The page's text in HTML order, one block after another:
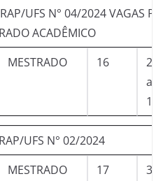
UFS N° 04/2024 VAGAS
ACADÊMICO
MESTRADO 16
a
UFS N° 02/2024
MESTRADO 17